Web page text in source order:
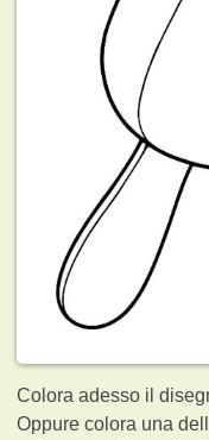
Colora adesso il
Oppure colora una